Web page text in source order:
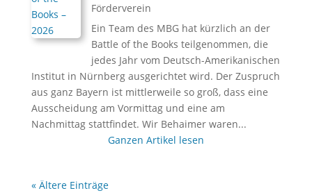
Förderverein
Ein Team des MBG hat kürzlich an der
Battle of the Books teilgenommen, die
jedes Jahr vom Deutsch-Amerikanischen
Institut in Nürnberg ausgerichtet wird. Der Zuspruch
aus ganz Bayern ist mittlerweile so groß, dass eine
Ausscheidung am Vormittag und eine am
Nachmittag stattfindet. Wir Behaimer waren...
Ganzen Artikel lesen
« Ältere Einträge